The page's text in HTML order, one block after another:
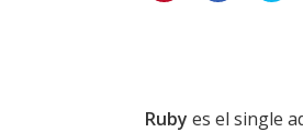
Ruby es el single